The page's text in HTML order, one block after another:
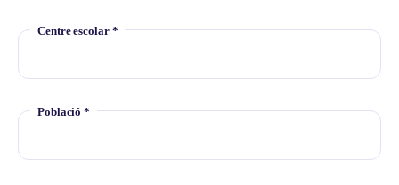
Centre escolar *
Població *